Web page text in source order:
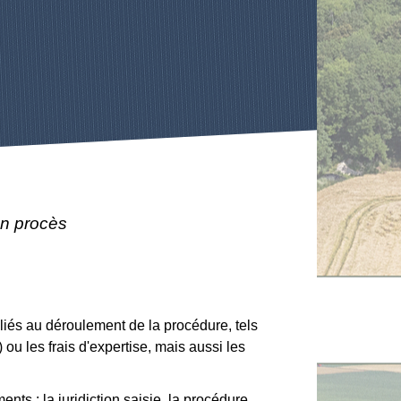
procès
au déroulement de la procédure, tels
les frais d'expertise, mais aussi les